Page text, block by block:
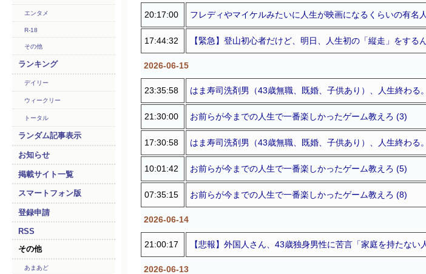
エンタメ
R-18
その他
ランキング
デイリー
ウィークリー
トータル
ランダム記事表示
お知らせ
掲載サイト一覧
スマートフォン版
登録申請
RSS
その他
あまあど
20:17:00 フレディやマイケルみたいに人生が映画になるくらいの有名
17:44:32 【緊急】登山初心者だけど、明日、人生初の「縦走」をする
2026-06-15
23:35:58 はま寿司洗剤男（43歳無職、既婚、子供あり）、人生終わ
21:30:00 お前らが今までの人生で一番楽しかったゲーム教えろ (3)
17:30:58 はま寿司洗剤男（43歳無職、既婚、子供あり）、人生終わ
10:01:42 お前らが今までの人生で一番楽しかったゲーム教えろ (5)
07:35:15 お前らが今までの人生で一番楽しかったゲーム教えろ (8)
2026-06-14
21:00:17 【悲報】外国人さん、43歳独身男性に苦言「家庭を持たな
2026-06-13